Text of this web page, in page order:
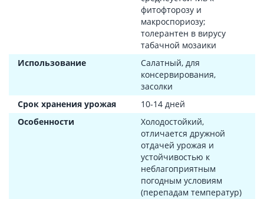
фитофторозу и
макроспориозу;
толерантен в вирусу
табачной мозаики
Использование
Салатный, для
консервирования,
засолки
Срок хранения урожая
10-14 дней
Особенности
Холодостойкий,
отличается дружной
отдачей урожая и
устойчивостью к
неблагоприятным
погодным условиям
(перепадам температур)